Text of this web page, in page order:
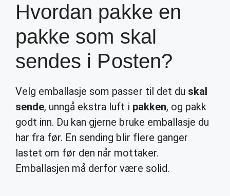
Hvordan pakke en
pakke som skal
sendes i Posten?
Velg emballasje som passer til det du skal
sende, unngå ekstra luft i pakken, og pakk
godt inn. Du kan gjerne bruke emballasje du
har fra før. En sending blir flere ganger
lastet om før den når mottaker.
Emballasjen må derfor være solid.